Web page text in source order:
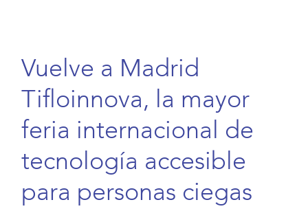
Vuelve a Madrid
Tifloinnova, la mayor
feria internacional de
tecnología accesible
para personas ciegas